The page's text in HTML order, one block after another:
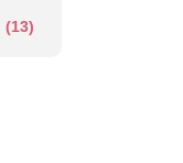
(13)